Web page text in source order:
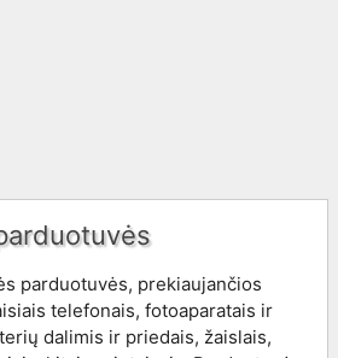
parduotuvės, prekiaujančios
telefonais, fotoaparatais ir
dalimis ir priedais, žaislais,